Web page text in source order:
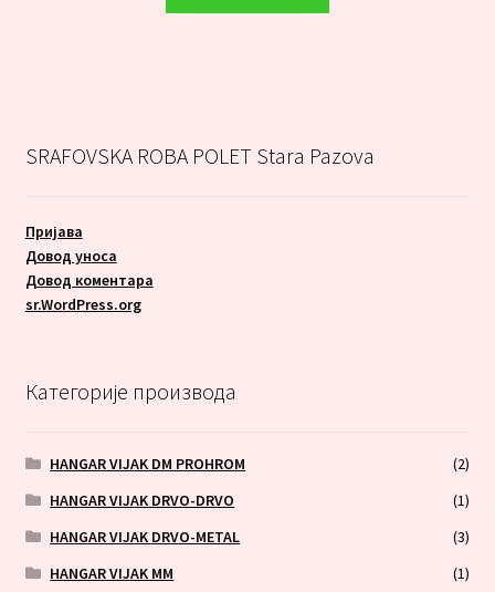
SRAFOVSKA ROBA POLET Stara Pazova
Пријава
Довод уноса
Довод коментара
sr.WordPress.org
Категорије производа
HANGAR VIJAK DM PROHROM
(2)
HANGAR VIJAK DRVO-DRVO
(1)
HANGAR VIJAK DRVO-METAL
(3)
HANGAR VIJAK MM
(1)